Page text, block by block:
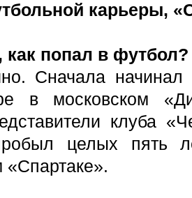
карьеры,
попал в футбол?
Сначала начинал
в московском
клуба
целых пять
«Спартаке».